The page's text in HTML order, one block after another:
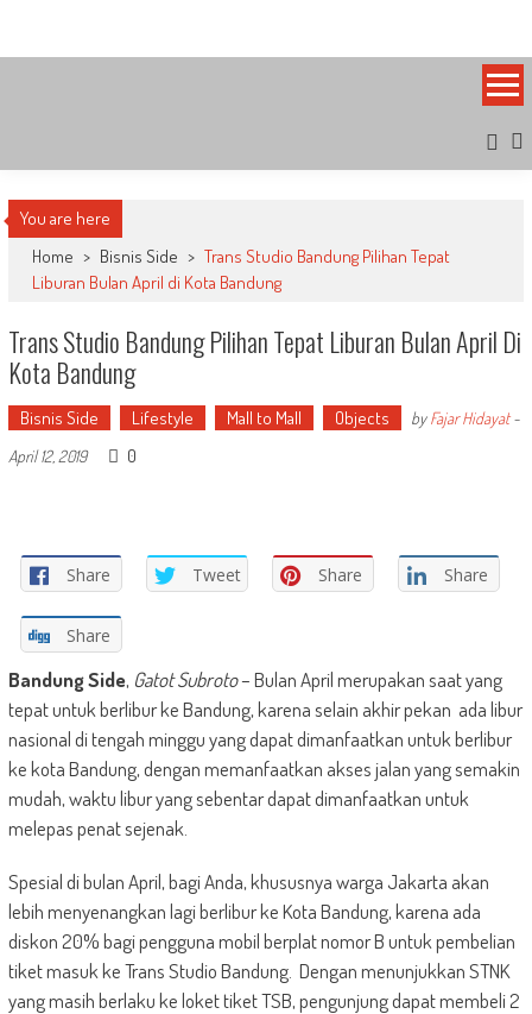
content
You are here
Home > Bisnis Side > Trans Studio Bandung Pilihan Tepat
Liburan Bulan April di Kota Bandung
Trans Studio Bandung Pilihan Tepat Liburan Bulan April Di
Kota Bandung
Bisnis Side Lifestyle Mall to Mall Objects byFajar Hidayat-
April 12, 2019
0
Share Tweet Share Share
Share
Bandung Side, Gatot Subroto– Bulan April merupakan saat yang
tepat untuk berlibur ke Bandung, karena selain akhir pekan ada libur
nasional di tengah minggu yang dapat dimanfaatkan untuk berlibur
ke kota Bandung, dengan memanfaatkan akses jalan yang semakin
mudah, waktu libur yang sebentar dapat dimanfaatkan untuk
melepas penat sejenak.
Spesial di bulan April, bagi Anda, khususnya warga Jakarta akan
lebih menyenangkan lagi berlibur ke Kota Bandung, karena ada
diskon 20% bagi pengguna mobil berplat nomor B untuk pembelian
tiket masuk ke Trans Studio Bandung. Dengan menunjukkan STNK
yang masih berlaku ke loket tiket TSB, pengunjung dapat membeli 2